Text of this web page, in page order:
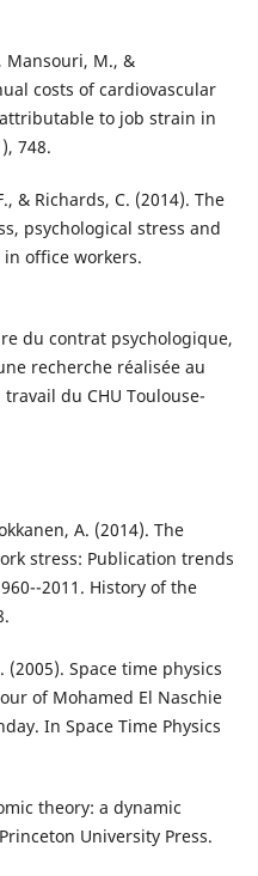
Mansouri, M., &
costs of cardiovascular
to job strain in
748.
& Richards, C. (2014). The
psychological stress and
office workers.
du contrat psychologique,
recherche réalisée au
du CHU Toulouse-
A. (2014). The
stress: Publication trends
2011. History of the
(2005). Space time physics
of Mohamed El Naschie
In Space Time Physics
theory: a dynamic
University Press.